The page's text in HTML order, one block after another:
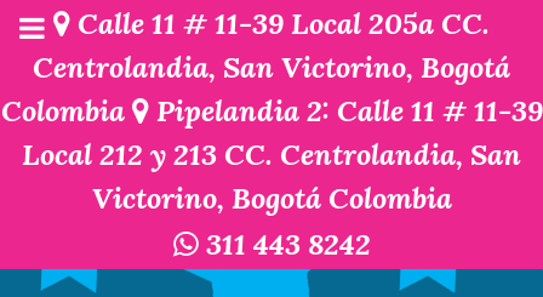
Calle 11 # 11-39 Local 205a CC.
Centrolandia, San Victorino, Bogotá
Colombia
Pipelandia 2: Calle 11 # 11-39
Local 212 y 213 CC. Centrolandia, San
Victorino, Bogotá Colombia
311 443 8242